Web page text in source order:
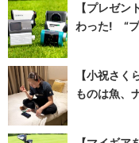
【プレゼ
わった! “プ
【小祝さ
ものは魚、